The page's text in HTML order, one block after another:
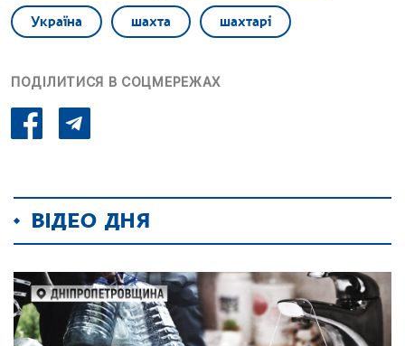
Україна шахта шахтарі
ПОДІЛИТИСЯ В СОЦМЕРЕЖАХ
ВІДЕО ДНЯ